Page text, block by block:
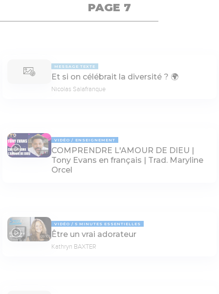
PAGE 7
MESSAGE TEXTE
Et si on célébrait la diversité ? 🌍
Nicolas Salafranque
33:47
VIDÉO ENSEIGNEMENT
COMPRENDRE L'AMOUR DE DIEU |
Tony Evans en français | Trad. Maryline
Orcel
05:10
VIDÉO 5 MINUTES ESSENTIELLES
Être un vrai adorateur
Kathryn BAXTER